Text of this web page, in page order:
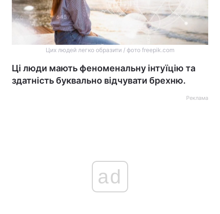
Цих людей легко образити / фото freepik.com
Ці люди мають феноменальну інтуїцію та
здатність буквально відчувати брехню.
Реклама
ad